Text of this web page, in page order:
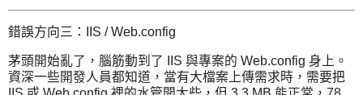
錯誤方向三：IIS / Web.config
茅頭開始亂了，腦筋動到了 IIS 與專案的 Web.config 身上。
資深一些開發人員都知道，當有大檔案上傳需求時，需要把